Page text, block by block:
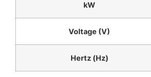
kW
Voltage (V)
Hertz (Hz)